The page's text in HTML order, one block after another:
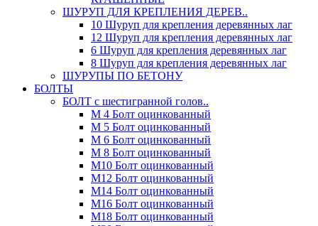
ШУРУП ДЛЯ КРЕПЛЕНИЯ ДЕРЕВ..
10 Шуруп для крепления деревянных лаг
12 Шуруп для крепления деревянных лаг
6 Шуруп для крепления деревянных лаг
8 Шуруп для крепления деревянных лаг
ШУРУПЫ ПО БЕТОНУ
БОЛТЫ
БОЛТ с шестигранной голов..
М 4 Болт оцинкованный
М 5 Болт оцинкованный
М 6 Болт оцинкованный
М 8 Болт оцинкованный
М10 Болт оцинкованный
М12 Болт оцинкованный
М14 Болт оцинкованный
М16 Болт оцинкованный
М18 Болт оцинкованный